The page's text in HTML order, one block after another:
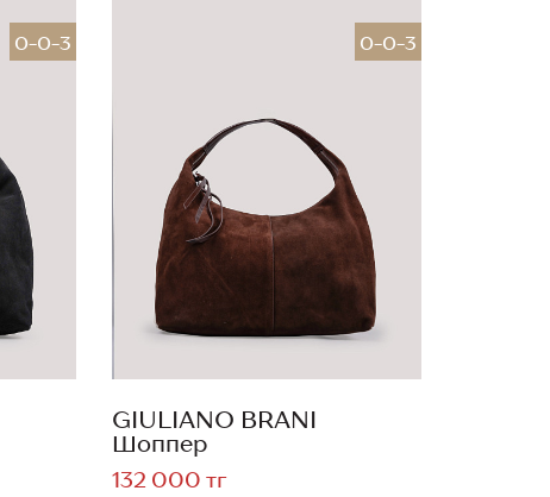
0-0-3 0-0-3
GIULIANO BRANI
Шоппер
132 000 тг